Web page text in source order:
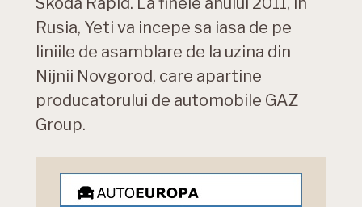
Rusia, Yeti va incepe sa iasa de pe
liniile de asamblare de la uzina din
Nijnii Novgorod, care apartine
producatorului de automobile GAZ
Group.